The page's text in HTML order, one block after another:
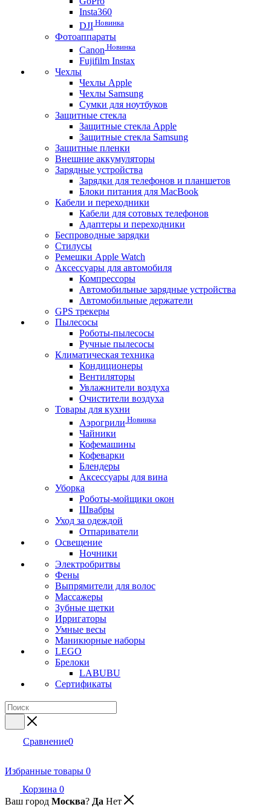
Insta360
DJI Новинка
Фотоаппараты
Canon Новинка
Fujifilm Instax
Чехлы
Чехлы Apple
Чехлы Samsung
Сумки для ноутбуков
Защитные стекла
Защитные стекла Apple
Защитные стекла Samsung
Защитные пленки
Внешние аккумуляторы
Зарядные устройства
Зарядки для телефонов и планшетов
Блоки питания для MacBook
Кабели и переходники
Кабели для сотовых телефонов
Адаптеры и переходники
Беспроводные зарядки
Стилусы
Ремешки Apple Watch
Аксессуары для автомобиля
Компрессоры
Автомобильные зарядные устройства
Автомобильные держатели
GPS трекеры
Пылесосы
Роботы-пылесосы
Ручные пылесосы
Климатическая техника
Кондиционеры
Вентиляторы
Увлажнители воздуха
Очистители воздуха
Товары для кухни
Аэрогрили Новинка
Чайники
Кофемашины
Кофеварки
Блендеры
Аксессуары для вина
Уборка
Роботы-мойщики окон
Швабры
Уход за одеждой
Отпариватели
Освещение
Ночники
Электробритвы
Фены
Выпрямители для волос
Массажеры
Зубные щетки
Ирригаторы
Умные весы
Маникюрные наборы
LEGO
Брелоки
LABUBU
Сертификаты
Сравнение0
Избранные товары 0
Корзина 0
Ваш город Москва? Да Нет